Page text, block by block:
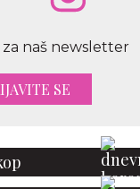
za naš newsletter
SE